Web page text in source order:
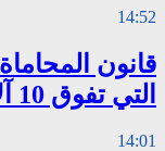
14:52
قانون
التي تفوق 10 آلاف درهم بالشيك
14:01